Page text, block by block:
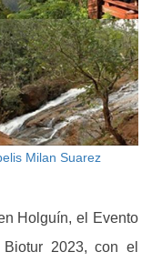
Milan Suarez
Holguín, el Evento
2023, con el